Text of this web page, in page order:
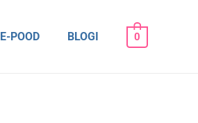
E-POOD BLOGI 0